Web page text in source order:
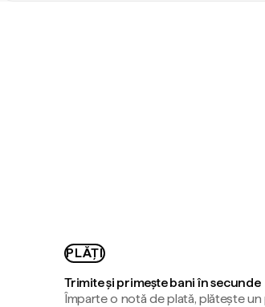
PLĂȚI
Trimite și primește bani în secunde
Împarte o notă de plată, plătește